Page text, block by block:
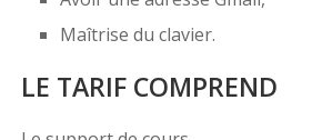
Maîtrise du clavier.
LE TARIF COMPREND